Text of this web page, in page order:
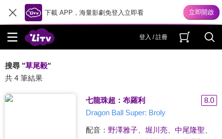
下載 APP，海量影劇免登入立即看
登入 / 註冊
搜尋 "草尾毅"
共 4 筆結果
七龍珠超：布羅利
8.0
Dragon Ball Super: Broly
配音： 野澤雅子、 堀川亮、 中尾隆聖